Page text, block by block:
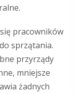
pracowników
sprzątania.
przyrządy
mniejsze
żadnych